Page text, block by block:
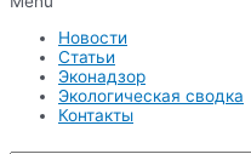
Новости
Статьи
Эконадзор
Экологическая сводка
Контакты